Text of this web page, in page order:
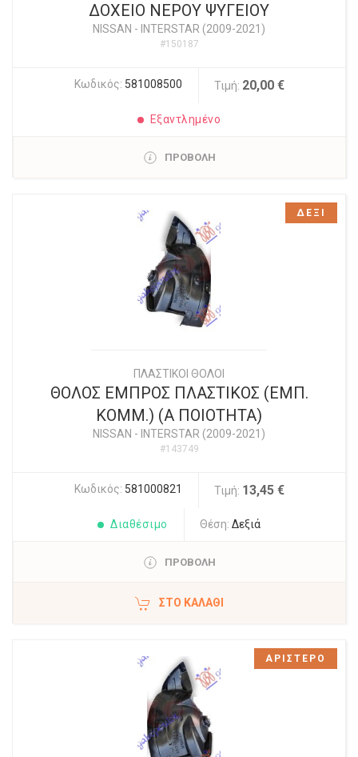
ΔΟΧΕΙΟ ΝΕΡΟΥ ΨΥΓΕΙΟΥ
NISSAN - INTERSTAR (2009-2021)
#150187
Κωδικός: 581008500 Τιμή: 20,00 €
Εξαντλημένο
ΠΡΟΒΟΛΗ
ΠΛΑΣΤΙΚΟΙ ΘΟΛΟΙ
ΘΟΛΟΣ ΕΜΠΡΟΣ ΠΛΑΣΤΙΚΟΣ (ΕΜΠ.
ΚΟΜΜ.) (Α ΠΟΙΟΤΗΤΑ)
NISSAN - INTERSTAR (2009-2021)
#143749
Κωδικός: 581000821 Τιμή: 13,45 €
Διαθέσιμο Θέση: Δεξιά
ΠΡΟΒΟΛΗ
ΣΤΟ ΚΑΛΆΘΙ
ΔΕΞΙ
ΑΡΙΣΤΕΡΟ